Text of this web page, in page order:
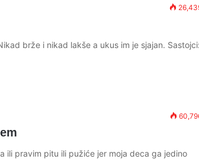
brže i nikad lakše a ukus im je sjajan. Sastojci:
ili pravim pitu ili pužiće jer moja deca ga jedino